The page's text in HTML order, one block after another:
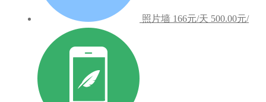
照片墙 166元/天 500.00元/